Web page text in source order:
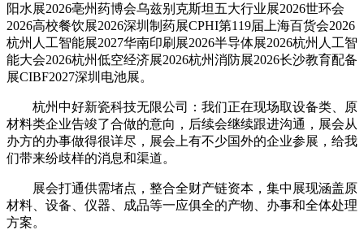
阳水展2026亳州药博会乌兹别克斯坦五大行业展2026世环会
2026高校餐饮展2026深圳制药展CPHI第119届上海百货会2026
杭州人工智能展2027华南印刷展2026半导体展2026杭州人工智
能大会2026杭州低空经济展2026杭州消防展2026长沙教育配备
展CIBF2027深圳电池展。
杭州中好新瓷科技无限公司：我们正在现场取设备类、原
材料类企业告竣了合做的意向，后续会继续跟进沟通，展会从
办方的办事做得很详尽，展会上有不少国外的企业参展，给我
们带来纷歧样的消息和渠道。
展会打通供需堵点，整合全财产链资本，集中展现涵盖原
材料、设备、仪器、成品等一应俱全的产物、办事和全体处理
方案。